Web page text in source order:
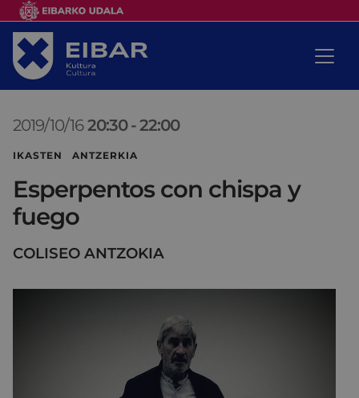
2019/10/16 20:30 -22:00
IKASTEN ANTZERKIA
Esperpentos con chispa y
fuego
COLISEO ANTZOKIA